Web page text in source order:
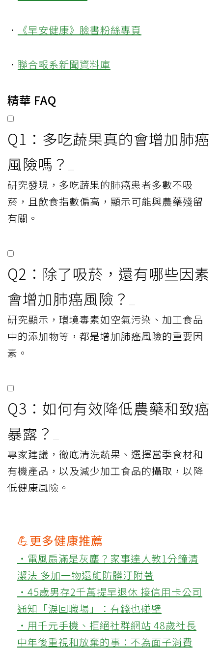
． 《早安健康》臉書粉絲專頁
． 聯合報系新聞資料庫
精華 FAQ
Q1：多吃蔬果真的會增加肺癌
風險嗎？
研究發現，多吃蔬果的肺癌患者多數不吸
菸，且飲食指數偏高，顯示可能與農藥殘留
有關。
Q2：除了吸菸，還有哪些因素
會增加肺癌風險？
研究顯示，環境毒素如空氣污染、加工食品
中的添加物等，都是增加肺癌風險的重要因
素。
Q3：如何有效降低農藥和致癌
暴露？
專家建議，徹底清洗蔬果、選擇當季食材和
有機產品，以及減少加工食品的攝取，以降
低健康風險。
💪更多健康推薦
‧電風扇滿是灰塵？家事達人教1分鐘清
潔法 多加一物還能防髒汙附著
‧45歲男存2千萬提早退休 接信用卡公司
通知「淚回職場」：有錢也碰壁
‧用千元手機、拒絕社群網站 48歲社長
中年後重視和放棄的事：不為面子消費